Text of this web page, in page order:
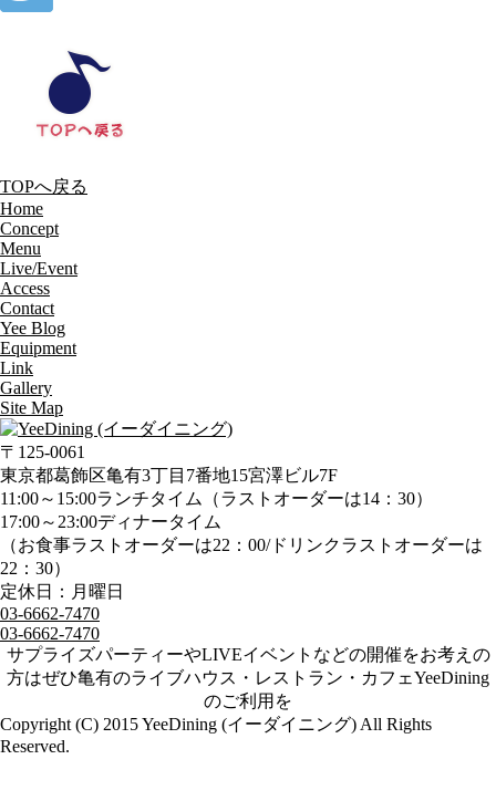
TOPへ戻る
Home
Concept
Menu
Live/Event
Access
Contact
Yee Blog
Equipment
Link
Gallery
Site Map
〒125-0061
東京都葛飾区亀有3丁目7番地15宮澤ビル7F
11:00～15:00ランチタイム（ラストオーダーは14：30）
17:00～23:00ディナータイム
（お食事ラストオーダーは22：00/ドリンクラストオーダーは
22：30）
定休日：月曜日
03-6662-7470
03-6662-7470
サプライズパーティーやLIVEイベントなどの開催をお考えの
方はぜひ亀有のライブハウス・レストラン・カフェYeeDining
のご利用を
Copyright (C) 2015 YeeDining (イーダイニング) All Rights
Reserved.